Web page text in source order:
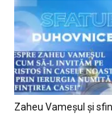
Zaheu Vameșul și